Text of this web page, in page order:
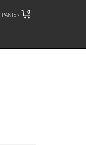
PANIER 0